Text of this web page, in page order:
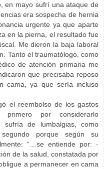
en mayo sufrí una ataque de
era sospecha de hernia
urgente ya que aparte
en la pierna, el resultado fue
Me dieron la baja laboral
Tanto el traumatólogo, como
de atención primaria me
que precisaba reposo
cama, ya que sería incluso
el reembolso de los gastos
por considerarlo
sufría de lumbalgias, como
porque según su
“…se entiende por: -
de la salud, constatada por
a permanecer en cama